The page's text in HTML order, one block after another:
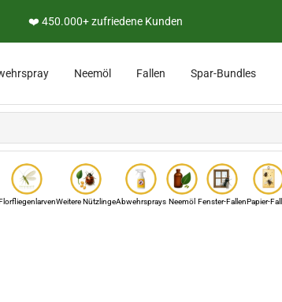
👨‍🔬 Persönliche Expertenberatung
Neemöl Fallen Spar-Bundles
Weitere NützlingeAbwehrsprays Neemöl Fenster-FallenPapier-